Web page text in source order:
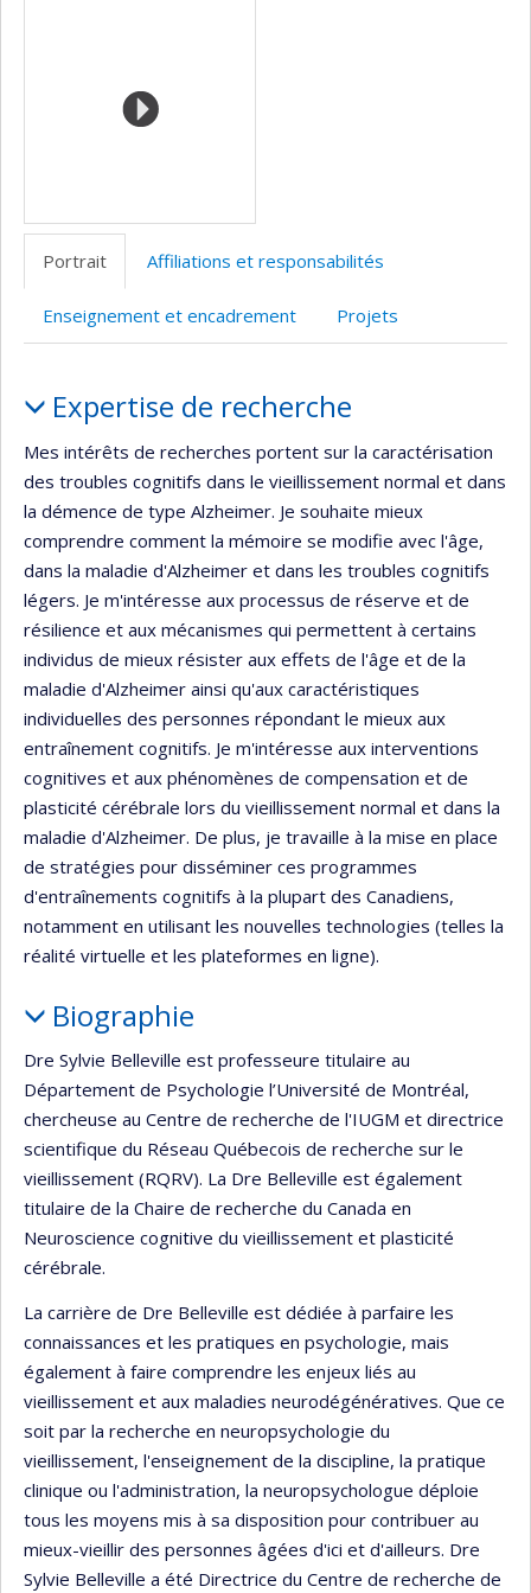
Portrait Affiliations et responsabilités
Enseignement et encadrement Projets
Expertise de recherche
Mes intérêts de recherches portent sur la caractérisation
des troubles cognitifs dans le vieillissement normal et dans
la démence de type Alzheimer. Je souhaite mieux
comprendre comment la mémoire se modifie avec l'âge,
dans la maladie d'Alzheimer et dans les troubles cognitifs
légers. Je m'intéresse aux processus de réserve et de
résilience et aux mécanismes qui permettent à certains
individus de mieux résister aux effets de l'âge et de la
maladie d'Alzheimer ainsi qu'aux caractéristiques
individuelles des personnes répondant le mieux aux
entraînement cognitifs. Je m'intéresse aux interventions
cognitives et aux phénomènes de compensation et de
plasticité cérébrale lors du vieillissement normal et dans la
maladie d'Alzheimer. De plus, je travaille à la mise en place
de stratégies pour disséminer ces programmes
d'entraînements cognitifs à la plupart des Canadiens,
notamment en utilisant les nouvelles technologies (telles la
réalité virtuelle et les plateformes en ligne).
Biographie
Dre Sylvie Belleville est professeure titulaire au
Département de Psychologie l’Université de Montréal,
chercheuse au Centre de recherche de l'IUGM et directrice
scientifique du Réseau Québecois de recherche sur le
vieillissement (RQRV). La Dre Belleville est également
titulaire de la Chaire de recherche du Canada en
Neuroscience cognitive du vieillissement et plasticité
cérébrale.
La carrière de Dre Belleville est dédiée à parfaire les
connaissances et les pratiques en psychologie, mais
également à faire comprendre les enjeux liés au
vieillissement et aux maladies neurodégénératives. Que ce
soit par la recherche en neuropsychologie du
vieillissement, l'enseignement de la discipline, la pratique
clinique ou l'administration, la neuropsychologue déploie
tous les moyens mis à sa disposition pour contribuer au
mieux-vieillir des personnes âgées d'ici et d'ailleurs. Dre
Sylvie Belleville a été Directrice du Centre de recherche de